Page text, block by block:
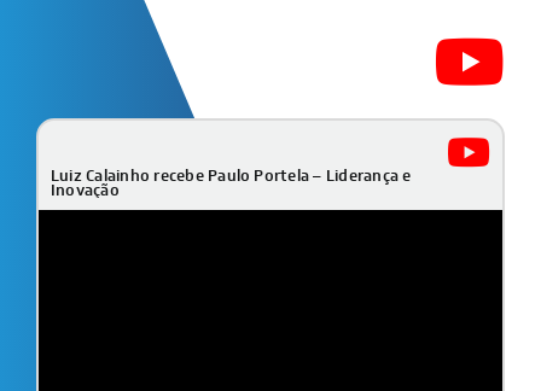
Luiz Calainho recebe Paulo Portela – Liderança e
Inovação